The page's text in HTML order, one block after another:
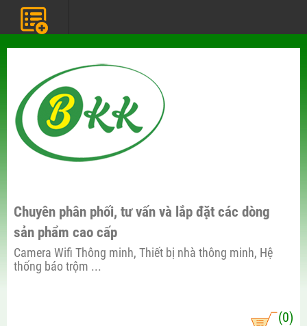
Chuyên phân phối, tư vấn và lắp đặt các dòng
sản phẩm cao cấp
Camera Wifi Thông minh, Thiết bị nhà thông minh, Hệ
thống báo trộm ...
(0)